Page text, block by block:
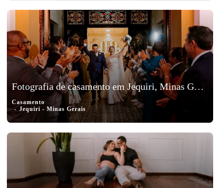
Fotografia de casamento em Jequiri, Minas Gerais - Lawanny e Marcos
Casamento
Jequiri - Minas Gerais